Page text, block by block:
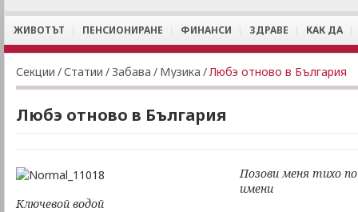
ЖИВОТЪТ ПЕНСИОНИРАНЕ ФИНАНСИ ЗДРАВЕ КАК ДА
Секции /Статии / Забава / Музика /Любэ отново в България
Любэ отново в България
Позови меня тихо по
имени
Ключевой водой